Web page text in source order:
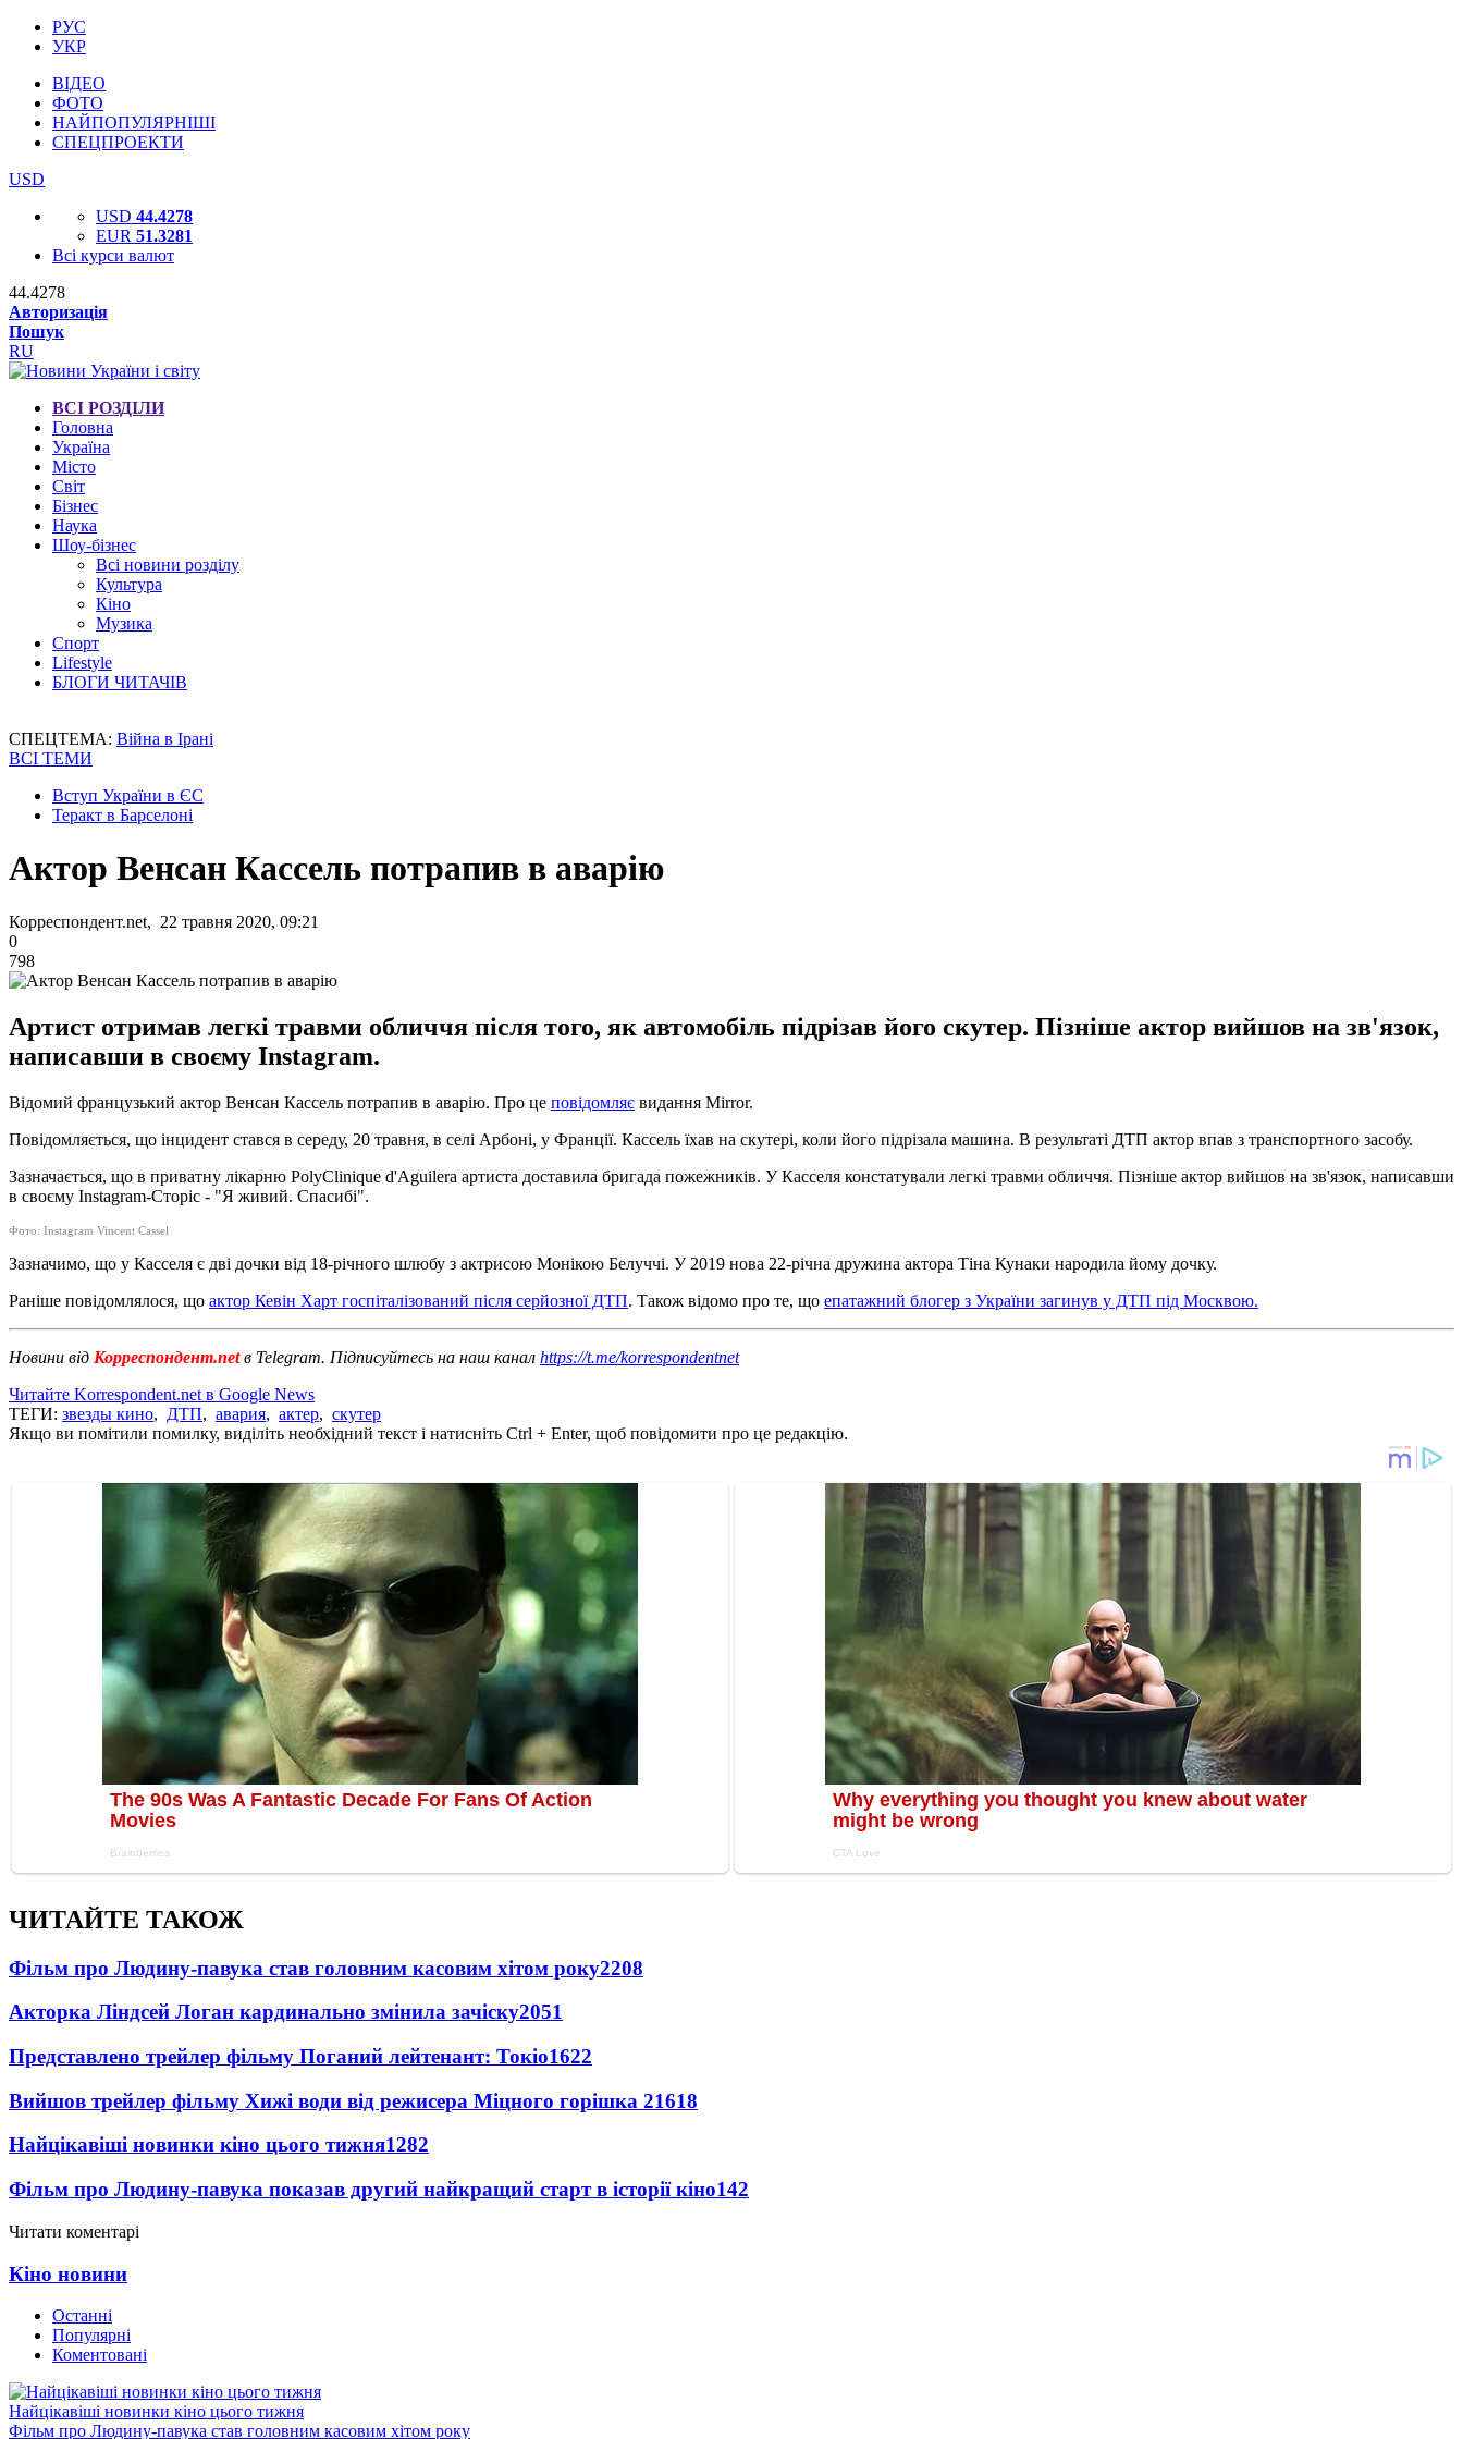
РУС
УКР
ВІДЕО
ФОТО
НАЙПОПУЛЯРНІШІ
СПЕЦПРОЕКТИ
USD
USD 44.4278
EUR 51.3281
Всі курси валют
44.4278
Авторизація
Пошук
RU
ВСІ РОЗДІЛИ
Головна
Україна
Місто
Світ
Бізнес
Наука
Шоу-бізнес
Всі новини розділу
Культура
Кіно
Музика
Спорт
Lifestyle
БЛОГИ ЧИТАЧІВ
СПЕЦТЕМА: Війна в Ірані
ВСІ ТЕМИ
Вступ України в ЄС
Теракт в Барселоні
Актор Венсан Кассель потрапив в аварію
Корреспондент.net, 22 травня 2020, 09:21
0
798
Артист отримав легкі травми обличчя після того, як автомобіль підрізав його скутер. Пізніше актор вийшов на зв'язок,
написавши в своєму Instagram.
Відомий французький актор Венсан Кассель потрапив в аварію. Про це повідомляє видання Mirror.
Повідомляється, що інцидент стався в середу, 20 травня, в селі Арбоні, у Франції. Кассель їхав на скутері, коли його підрізала машина. В результаті ДТП актор впав з транспортного засобу.
Зазначається, що в приватну лікарню PolyClinique d'Aguilera артиста доставила бригада пожежників. У Касселя констатували легкі травми обличчя. Пізніше актор вийшов на зв'язок, написавши
в своєму Instagram-Сторіс - "Я живий. Спасибі".
Фото: Instagram Vincent Cassel
Зазначимо, що у Касселя є дві дочки від 18-річного шлюбу з актрисою Монікою Белуччі. У 2019 нова 22-річна дружина актора Тіна Кунаки народила йому дочку.
Раніше повідомлялося, що актор Кевін Харт госпіталізований після серйозної ДТП. Також відомо про те, що епатажний блогер з України загинув у ДТП під Москвою.
Новини від Корреспондент.netв Telegram. Підписуйтесь на наш канал https://t.me/korrespondentnet
Читайте Korrespondent.net в Google News
ТЕГИ: звезды кино, ДТП, авария, актер, скутер
Якщо ви помітили помилку, виділіть необхідний текст і натисніть Ctrl + Enter, щоб повідомити про це редакцію.
ЧИТАЙТЕ ТАКОЖ
Фільм про Людину-павука став головним касовим хітом року2208
Акторка Ліндсей Логан кардинально змінила зачіску2051
Представлено трейлер фільму Поганий лейтенант: Токіо1622
Вийшов трейлер фільму Хижі води від режисера Міцного горішка 21618
Найцікавіші новинки кіно цього тижня1282
Фільм про Людину-павука показав другий найкращий старт в історії кіно142
Читати коментарі
Кіно новини
Останні
Популярні
Коментовані
Найцікавіші новинки кіно цього тижня
Фільм про Людину-павука став головним касовим хітом року